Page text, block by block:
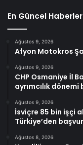
En Güncel Haberler
Ağustos 9, 2026
Afyon Motokros
Ağustos 9, 2026
CHP Osmaniye İl
ayrımcılık dönemi
Ağustos 9, 2026
İsviçre 85 bin işçi
Türkiye’den
Ağustos 8, 2026